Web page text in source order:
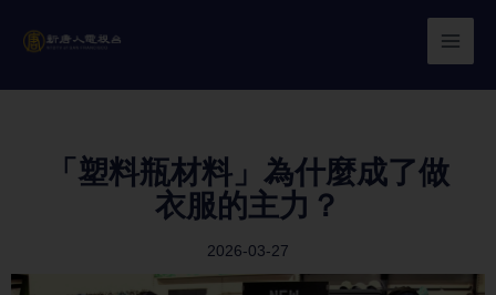
「塑料瓶材料」為什麼成了做
衣服的主力？
2026-03-27